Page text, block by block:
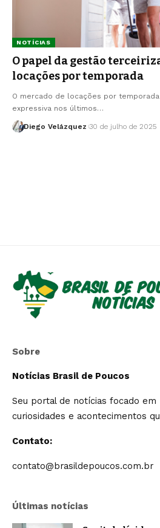
NOTÍCIAS
O papel da gestão
locações por temporada
O mercado de locações por
expressiva nos últimos…
Diego Velázquez 30 de julho de 2025
Sobre
Notícias Brasil de Poucos
Seu portal de notícias focado em
curiosidades e acontecimentos
Contato:
contato@brasildepoucos.com.br
Últimas notícias